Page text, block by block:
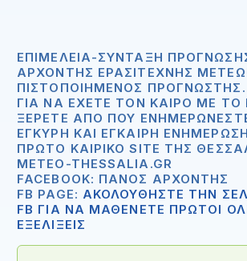
ΕΠΙΜΈΛΕΙΑ-ΣΎΝΤΑΞΗ
ΑΡΧΟΝΤΉΣ ΕΡΑΣΙΤΈΧΝΗΣ
ΠΙΣΤΟΠΟΙΗΜΈΝΟΣ ΠΡΟΓΝΏΣΤΗΣ.
ΓΙΑ ΝΑ ΈΧΕΤΕ ΤΟΝ ΚΑΙΡΌ ΜΕ
ΞΈΡΕΤΕ ΑΠΟ ΠΟΥ
ΈΓΚΥΡΗ ΚΑΙ ΈΓΚΑΙΡΗ
ΠΡΏΤΟ ΚΑΙΡΙΚΌ SITE ΤΗΣ
METEO-THESSALIA.GR
FACEBOOK: ΠΆΝΟΣ ΑΡΧΟΝΤΉΣ
FB PAGE: ΑΚΟΛΟΥΘΗΣΤΕ ΤΗΝ
FB ΓΙΑ ΝΑ ΜΑΘΕΝΕΤΕ ΠΡΩΤΟΙ
ΕΞΕΛΙΞΕΙΣ